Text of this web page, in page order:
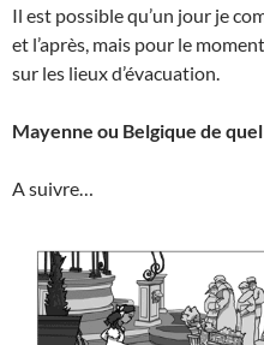
Il est possible qu’un jour je
et l’après, mais pour le
sur les lieux d’évacuation.
Mayenne ou Belgique de
A suivre…